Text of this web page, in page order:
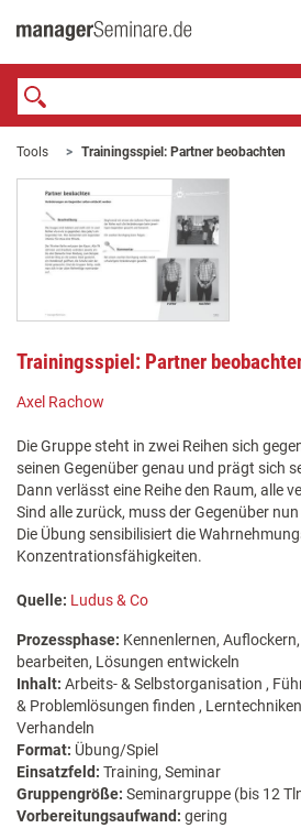
Tools Trainingsspiel: Partner beobachten
Trainingsspiel: Partner
Axel Rachow
Die Gruppe steht in zwei Reihen sich
seinen Gegenüber genau und prägt sich
Dann verlässt eine Reihe den Raum, alle
Sind alle zurück, muss der Gegenüber
Die Übung sensibilisiert die
Konzentrationsfähigkeiten.
Quelle: Ludus & Co
Prozessphase: Kennenlernen,
bearbeiten, Lösungen entwickeln
Inhalt: Arbeits- & Selbstorganisation ,
& Problemlösungen finden ,
Verhandeln
Format: Übung/Spiel
Einsatzfeld: Training, Seminar
Gruppengröße: Seminargruppe (bis 12
Vorbereitungsaufwand: gering